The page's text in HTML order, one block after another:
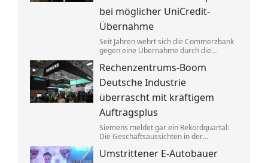
bei möglicher UniCredit-
Übernahme
Seit Jahren wehrt sich die Commerzbank
gegen eine Übernahme durch die
kräftiger Gewinnsprung sorgt für neues
Selbstbewusstsein.
Rechenzentrums-Boom
Deutsche Industrie
überrascht mit kräftigem
Auftragsplus
Siemens meldet gar ein Rekordquartal:
Die Geschäftsaussichten in der
spürbar verbessert. Dahinter stecken
Umstrittener E-Autobauer